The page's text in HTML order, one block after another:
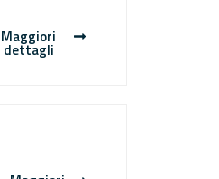
Maggiori
dettagli